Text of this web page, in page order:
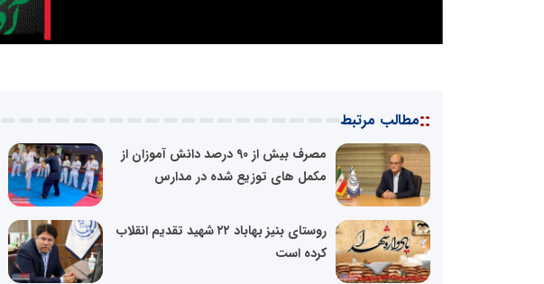
::مطالب مرتبط
مصرف بیش از 90 درصد دانش آموزان از
مکمل های توزیع شده در مدارس
روستای بنیز بهاباد ۲۲ شهید تقدیم انقلاب
کرده است